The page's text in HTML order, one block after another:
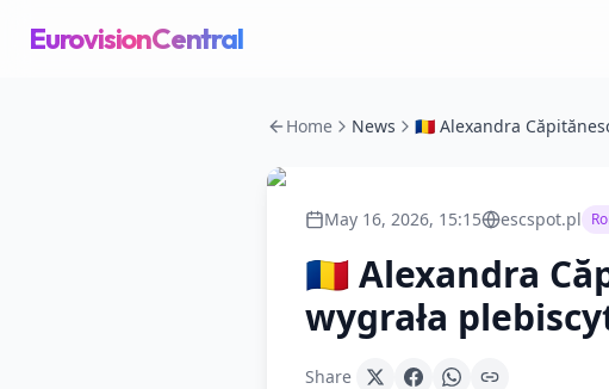
EurovisionCentral
Home News
May 16, 2026, 15:15 escspot.pl
🇷🇴 Alexandra
wygrała
Share